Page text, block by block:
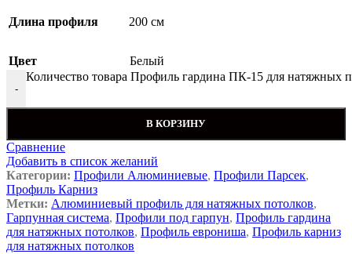
Длина профиля 200 см
Цвет Белый
-
Количество товара Профиль гардина ПК-15 для натяжных
В КОРЗИНУ
Сравнение
Добавить в список желаний
Категории: Профили Алюминиевые, Профили Парсек,
Профиль Карниз
Метки: Алюминиевый профиль для натяжных потолков,
Гарпунная система, Профили под гарпун, Профиль гардина
для натяжных потолков, Профиль еврониша, Профиль карниз
для натяжных потолков